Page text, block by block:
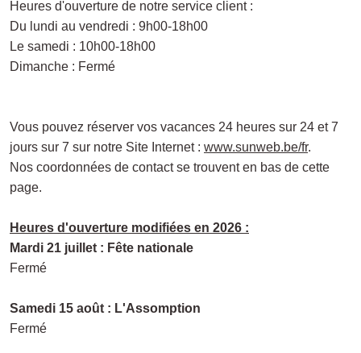
Heures d'ouverture de notre service client :
Du lundi au vendredi : 9h00-18h00
Le samedi : 10h00-18h00
Dimanche : Fermé
Vous pouvez réserver vos vacances 24 heures sur 24 et 7
jours sur 7 sur notre Site Internet : www.sunweb.be/fr.
Nos coordonnées de contact se trouvent en bas de cette
page.
Heures d'ouverture modifiées en 2026 :
Mardi 21 juillet : Fête nationale
Fermé
Samedi 15 août : L'Assomption
Fermé